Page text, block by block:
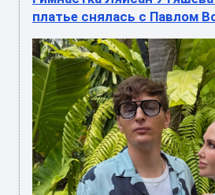
платье снялась с Павлом